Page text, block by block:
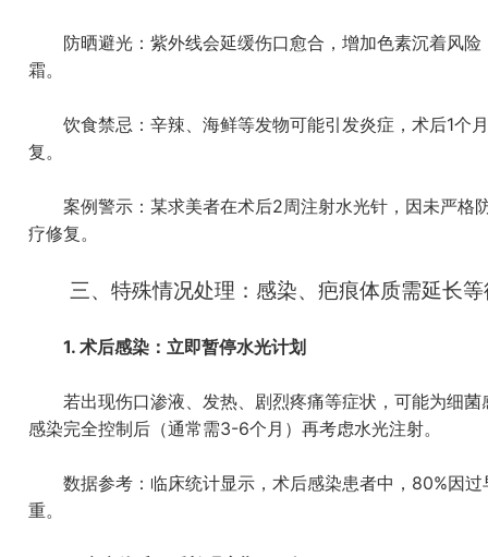
防晒避光：紫外线会延缓伤口愈合，增加色素沉着风险
霜。
饮食禁忌：辛辣、海鲜等发物可能引发炎症，术后1个
复。
案例警示：某求美者在术后2周注射水光针，因未严格
疗修复。
三、特殊情况处理：感染、疤痕体质需延长等
1. 术后感染：立即暂停水光计划
若出现伤口渗液、发热、剧烈疼痛等症状，可能为细菌
感染完全控制后（通常需3-6个月）再考虑水光注射。
数据参考：临床统计显示，术后感染患者中，80%因过
重。